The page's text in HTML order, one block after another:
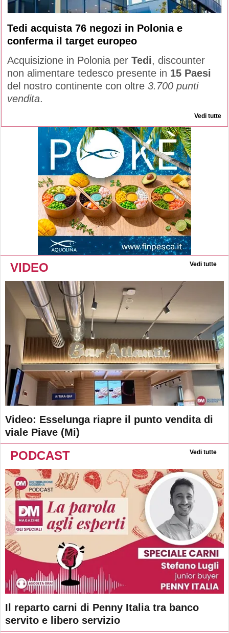
Tedi acquista 76 negozi in Polonia e
conferma il target europeo
Acquisizione in Polonia per Tedi, discounter
non alimentare tedesco presente in 15 Paesi
del nostro continente con oltre 3.700 punti
vendita.
Vedi tutte
VIDEO Vedi tutte
Video: Esselunga riapre il punto vendita di
viale Piave (Mi)
PODCAST Vedi tutte
Il reparto carni di Penny Italia tra banco
servito e libero servizio